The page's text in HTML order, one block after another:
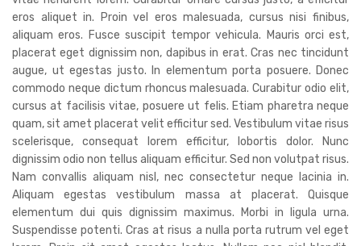
eros aliquet in. Proin vel eros malesuada, cursus nisi finibus,
aliquam eros. Fusce suscipit tempor vehicula. Mauris orci est,
placerat eget dignissim non, dapibus in erat. Cras nec tincidunt
augue, ut egestas justo. In elementum porta posuere. Donec
commodo neque dictum rhoncus malesuada. Curabitur odio elit,
cursus at facilisis vitae, posuere ut felis. Etiam pharetra neque
quam, sit amet placerat velit efficitur sed. Vestibulum vitae risus
scelerisque, consequat lorem efficitur, lobortis dolor. Nunc
dignissim odio non tellus aliquam efficitur. Sed non volutpat risus.
Nam convallis aliquam nisl, nec consectetur neque lacinia in.
Aliquam egestas vestibulum massa at placerat. Quisque
elementum dui quis dignissim maximus. Morbi in ligula urna.
Suspendisse potenti. Cras at risus a nulla porta rutrum vel eget